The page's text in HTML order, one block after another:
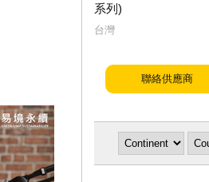
系列)
台灣
聯絡供應商